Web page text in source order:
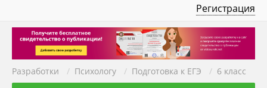
Регистрация
Разработки / Психологу / Подготовка к ЕГЭ / 6 класс